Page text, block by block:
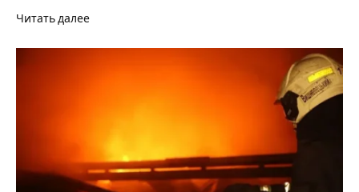
Читать далее